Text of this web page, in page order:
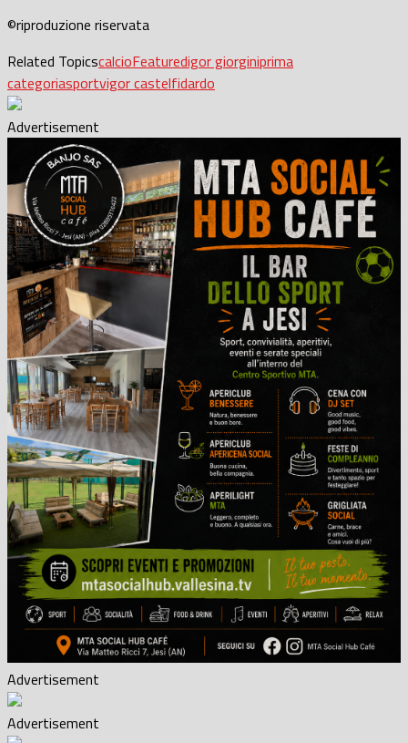
©riproduzione riservata
Related TopicscalcioFeaturedigor giorginiprima
categoriasportvigor castelfidardo
Advertisement
Advertisement
Advertisement